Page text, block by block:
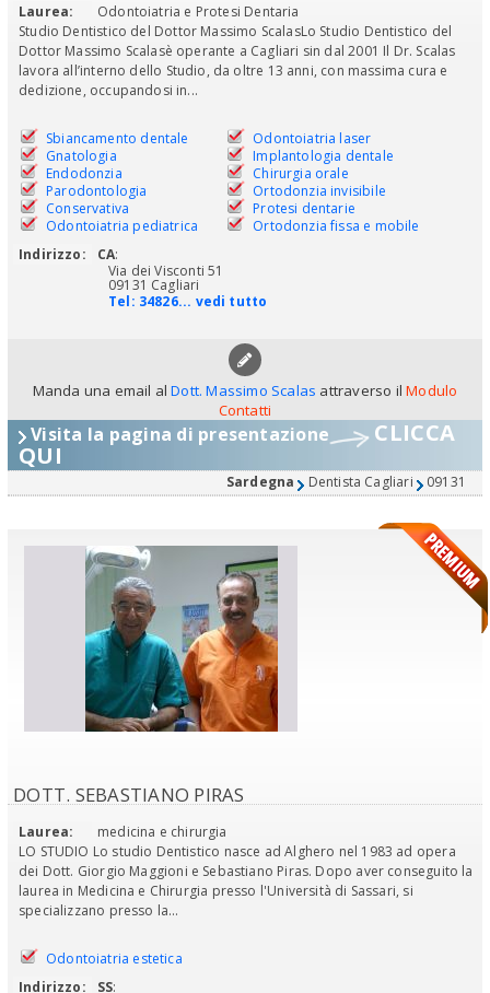
Laurea:
Odontoiatria e Protesi Dentaria
Studio Dentistico del Dottor Massimo ScalasLo Studio Dentistico del
Dottor Massimo Scalasè operante a Cagliari sin dal 2001 Il Dr. Scalas
lavora all’interno dello Studio, da oltre 13 anni, con massima cura e
dedizione, occupandosi in...
Sbiancamento dentale
Gnatologia
Endodonzia
Parodontologia
Conservativa
Odontoiatria pediatrica
Odontoiatria laser
Implantologia dentale
Chirurgia orale
Ortodonzia invisibile
Protesi dentarie
Ortodonzia fissa e mobile
Indirizzo:
CA:
Via dei Visconti 51
09131 Cagliari
Tel: 34826... vedi tutto
Manda una email alDott. Massimo Scalas attraverso ilModulo
Contatti
Visita la pagina di presentazione CLICCA
QUI
Sardegna Dentista Cagliari 09131
DOTT. SEBASTIANO PIRAS
Laurea:
medicina e chirurgia
LO STUDIO Lo studio Dentistico nasce ad Alghero nel 1983 ad opera
dei Dott. Giorgio Maggioni e Sebastiano Piras. Dopo aver conseguito la
laurea in Medicina e Chirurgia presso l'Università di Sassari, si
specializzano presso la...
Odontoiatria estetica
Indirizzo:
SS: